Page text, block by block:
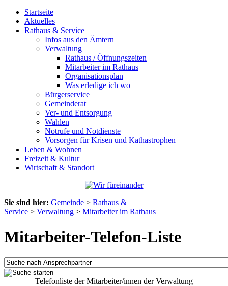
Startseite
Aktuelles
Rathaus & Service
Infos aus den Ämtern
Verwaltung
Rathaus / Öffnungszeiten
Mitarbeiter im Rathaus
Organisationsplan
Was erledige ich wo
Bürgerservice
Gemeinderat
Ver- und Entsorgung
Wahlen
Notrufe und Notdienste
Vorsorgen für Krisen und Kathastrophen
Leben & Wohnen
Freizeit & Kultur
Wirtschaft & Standort
Sie sind hier: Gemeinde > Rathaus &
Service > Verwaltung > Mitarbeiter im Rathaus
Mitarbeiter-Telefon-Liste
Telefonliste der Mitarbeiter/innen der Verwaltung